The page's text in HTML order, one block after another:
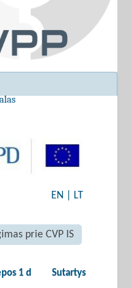
EN LT
prie CVP IS
1 d Sutartys